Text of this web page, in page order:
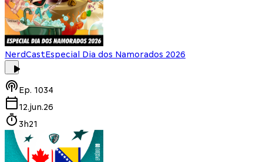
NerdCastEspecial Dia dos Namorados 2026
Ep. 1034
12.jun.26
3h21